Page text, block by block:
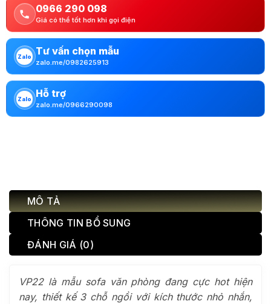
0966 290 098
Giá có thể tốt hơn khi gọi điện
Zalo Tư vấn chọn mẫu
zalo.me/0982625913
Zalo Hỗ trợ
zalo.me/0966290098
MÔ TẢ
THÔNG TIN BỔ SUNG
ĐÁNH GIÁ (0)
VP22 là mẫu sofa văn phòng đang cực hot hiện
nay, thiết kế 3 chỗ ngồi với kích thước nhỏ nhắn,